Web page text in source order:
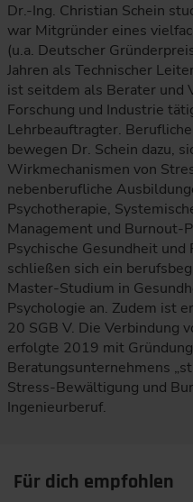
Dr.-Ing. Christian Schein
war Mitgründer eines
(u.a. Deutscher
Jahren als Technischer
ist seitdem als Berater und
Forschung und Industrie
Lehrbeauftragter.
bewegen Dr. Schein dazu,
Wirkmechanismen von
nebenberufliche
Psychotherapie,
Management und Burnout-
Psychische Gesundheit
schließen sich ein
Master-Studium in
Psychologie an. Zudem ist
20 SGB V. Die Verbindung
erfolgte 2019 mit
Beratungsunternehmens
Stress-Bewältigung und
Ingenieurberuf.
Für dich empfohlen